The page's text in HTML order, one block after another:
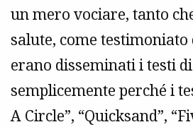
un mero vociare, tanto
salute, come
erano disseminati i testi
semplicemente perché i
A Circle”, “Quicksand”,